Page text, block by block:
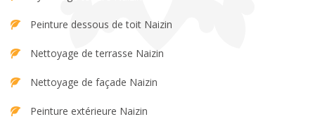
Peinture dessous de toit Naizin
Nettoyage de terrasse Naizin
Nettoyage de façade Naizin
Peinture extérieure Naizin